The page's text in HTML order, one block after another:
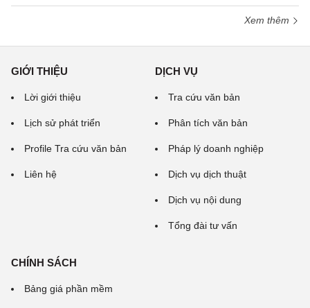
Xem thêm
GIỚI THIỆU
Lời giới thiệu
Lịch sử phát triển
Profile Tra cứu văn bản
Liên hệ
DỊCH VỤ
Tra cứu văn bản
Phân tích văn bản
Pháp lý doanh nghiệp
Dịch vụ dịch thuật
Dịch vụ nội dung
Tổng đài tư vấn
CHÍNH SÁCH
Bảng giá phần mềm